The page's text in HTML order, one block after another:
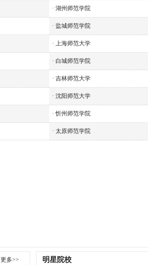
· 湖州师范学院
· 盐城师范学院
· 上海师范大学
· 白城师范学院
· 吉林师范大学
· 沈阳师范大学
·忻州师范学院
· 太原师范学院
更多>> 明星院校